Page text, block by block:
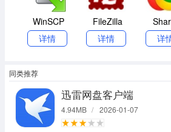
WinSCP
详情
FileZilla
详情
详
同类推荐
迅雷网盘客户端
4.94MB / 2026-01-07